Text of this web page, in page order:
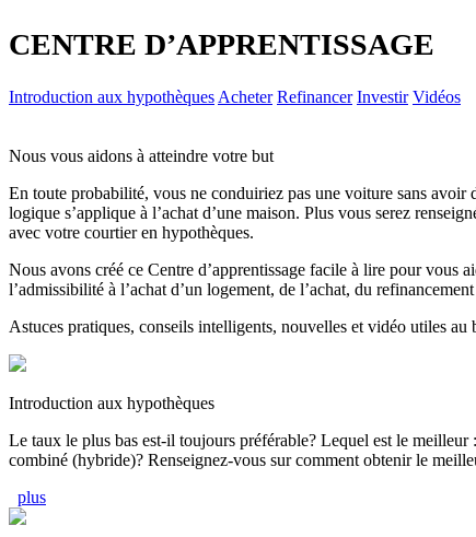
CENTRE D’APPRENTISSAGE
Introduction aux hypothèques Acheter Refinancer Investir Vidéos
Nous vous aidons à atteindre votre but
En toute probabilité, vous ne conduiriez pas une voiture sans avoir
logique s’applique à l’achat d’une maison. Plus vous serez
avec votre courtier en hypothèques.
Nous avons créé ce Centre d’apprentissage facile à lire pour vous
l’admissibilité à l’achat d’un logement, de l’achat, du
Astuces pratiques, conseils intelligents, nouvelles et vidéo utiles au
Introduction aux hypothèques
Le taux le plus bas est-il toujours préférable? Lequel est le
combiné (hybride)? Renseignez-vous sur comment obtenir le
plus